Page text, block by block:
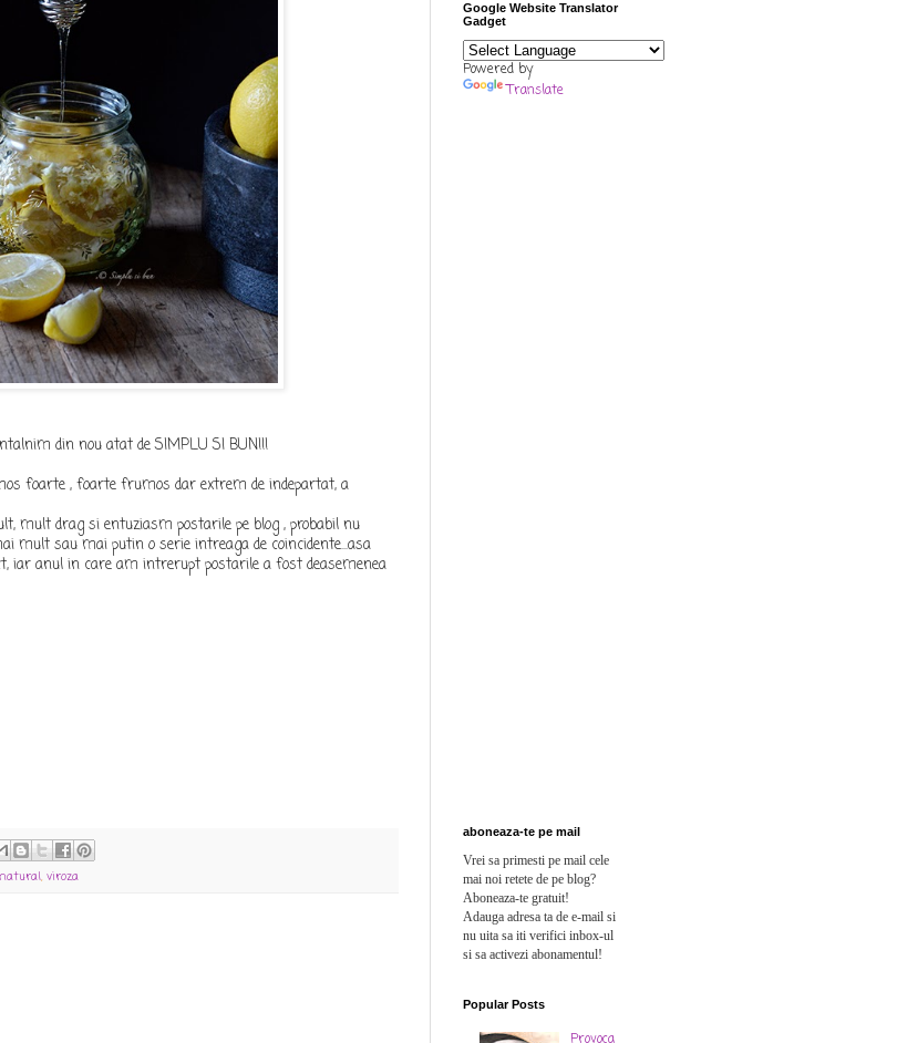
din nou atat de SIMPLU SI BUN!!!
foarte , foarte frumos dar extrem de indepartat, a
mult drag si entuziasm postarile pe blog , probabil nu
sau mai putin o serie intreaga de coincidente...asa
iar anul in care am intrerupt postarile a fost deasemenea
,viroza
Google Website Translator
Gadget
Powered by
Translate
aboneaza-te pe mail
Vrei sa primesti pe mail cele
mai noi retete de pe blog?
Aboneaza-te gratuit!
Adauga adresa ta de e-mail si
nu uita sa iti verifici inbox-ul
si sa activezi abonamentul!
Popular Posts